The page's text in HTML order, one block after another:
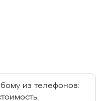
из телефонов: